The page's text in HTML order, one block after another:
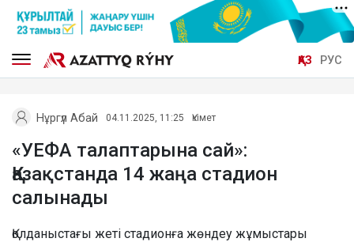
ҚАЗ РУС
Нұргүл Абай 04.11.2025, 11:25 Үкімет
«УЕФА талаптарына сай»:
Қазақстанда 14 жаңа стадион
салынады
Қолданыстағы жеті стадионға жөндеу жұмыстары